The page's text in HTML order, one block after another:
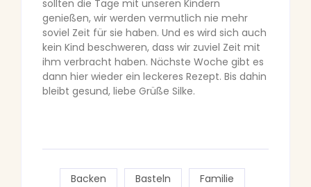
sollten die Tage mit unseren Kindern
genießen, wir werden vermutlich nie mehr
soviel Zeit für sie haben. Und es wird sich auch
kein Kind beschweren, dass wir zuviel Zeit mit
ihm verbracht haben. Nächste Woche gibt es
dann hier wieder ein leckeres Rezept. Bis dahin
bleibt gesund, liebe Grüße Silke.
Backen Basteln Familie